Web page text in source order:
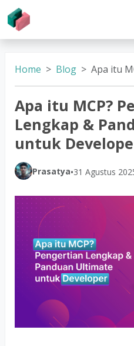
Home Blog Apa itu MCP? Pengertian
Apa itu MCP?
Lengkap &
untuk
Prasatya•31 Agustus